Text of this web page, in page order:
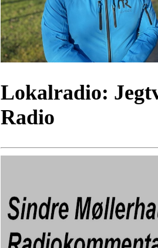
Lokalradio:
Radio